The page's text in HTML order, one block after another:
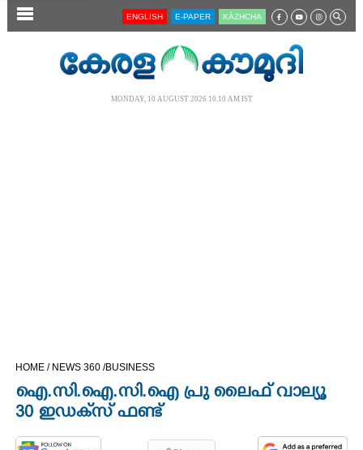
SECTIONS ENGLISH E-PAPER KĀZHCHA
MONDAY, 10 AUGUST 2026 10.10 AM IST
HOME / NEWS 360 /BUSINESS
ഐ.സി.ഐ.സി.ഐ പ്രു ലൈഫ് വാല്യൂ
30 ഇഡക്‌സ് ഫണ്ട്